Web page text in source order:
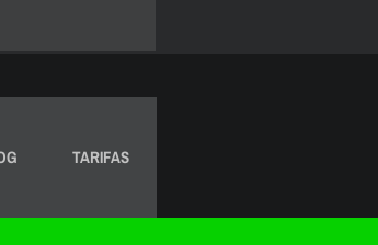
TARIFAS